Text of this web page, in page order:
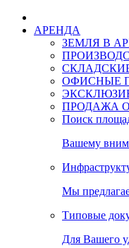
АРЕНДА
ЗЕМЛЯ В
ОФИСНЫЕ
ПРОДАЖА
Поиск
Вашему
Мы
Типовые
Для Вашего